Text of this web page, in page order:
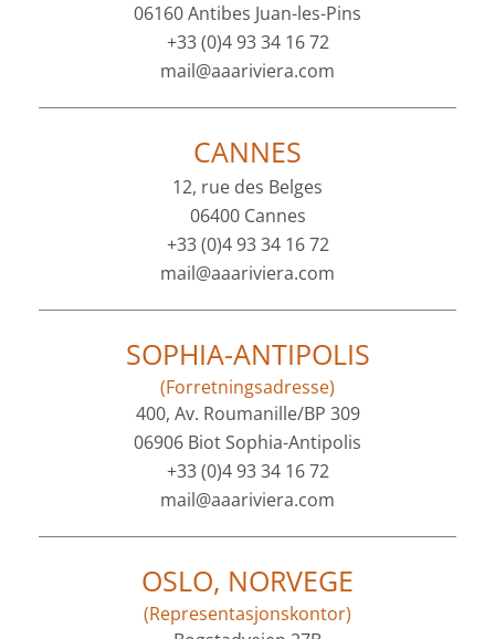
06160 Antibes Juan-les-Pins
+33 (0)4 93 34 16 72
mail@aaariviera.com
CANNES
12, rue des Belges
06400 Cannes
+33 (0)4 93 34 16 72
mail@aaariviera.com
SOPHIA-ANTIPOLIS
(Forretningsadresse)
400, Av. Roumanille/BP 309
06906 Biot Sophia-Antipolis
+33 (0)4 93 34 16 72
mail@aaariviera.com
OSLO, NORVEGE
(Representasjonskontor)